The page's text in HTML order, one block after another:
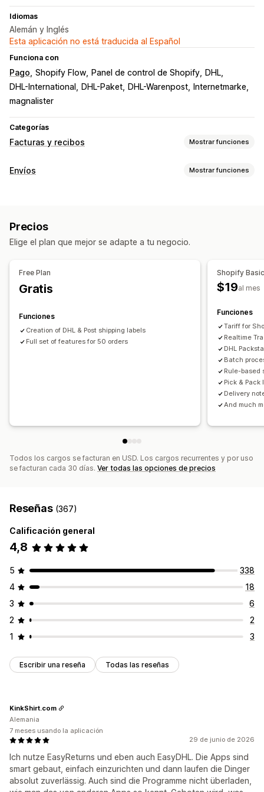
Idiomas
Alemán y Inglés
Esta aplicación no está traducida al Español
Funciona con
Pago Shopify Flow Panel de control de Shopify
DHL
DHL-International
DHL-Paket DHL-Warenpost
Internetmarke
magnalister
Categorías
Facturas y recibos Mostrar funciones
Tipos de documentos
Personalización
Números de factura
Cálculo de impuestos
Descarga masiva
Impresión y exportación
Envíos Mostrar funciones
Validación de direcciones
Documentos aduaneros Etiquetas de devolución
Reglas de envío
Sincronización de pedidos
Seguimiento en tiempo real
Página de seguimiento de promoción de marca
Notificaciones de correo electrónico
Precios
Elige el plan que mejor se adapte a tu negocio.
Free Plan
Gratis
Funciones
Creation of DHL & Post shipping labels
Full set of features for 50 orders
Shopify
$19al mes
Funciones
Tariff for
Realtime
DHL
Batch
Rule-based
Pick &
Delivery
And much
Todos los cargos se facturan en USD. Los cargos recurrentes y por uso
se facturan cada 30 días. Ver todas las opciones de precios
Reseñas (367)
Calificación general
4,8
5
338
4
18
3
6
2
2
1
3
Escribir una reseña Todas las reseñas
29 de junio de 2026
Ich nutze EasyReturns und eben auch EasyDHL. Die Apps sind
smart gebaut, einfach einzurichten und dann laufen die Dinger
absolut zuverlässig. Auch sind die Programme nicht überladen,
KinkShirt.com
Alemania
7 meses usando la aplicación